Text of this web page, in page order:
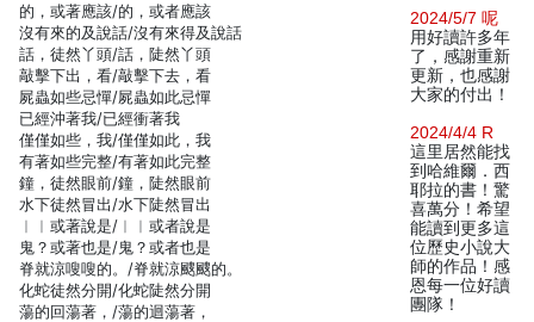
的，或著應該/的，或者應該
沒有來的及說話/沒有來得及說話
話，徒然丫頭/話，陡然丫頭
敲擊下出，看/敲擊下去，看
屍蟲如些忌憚/屍蟲如此忌憚
已經沖著我/已經衝著我
僅僅如些，我/僅僅如此，我
有著如些完整/有著如此完整
鐘，徒然眼前/鐘，陡然眼前
水下徒然冒出/水下陡然冒出
︱︱或著說是/︱︱或者說是
鬼？或著也是/鬼？或者也是
脊就涼嗖嗖的。/脊就涼颼颼的。
化蛇徒然分開/化蛇陡然分開
蕩的回蕩著，/蕩的迴蕩著，
2024/5/7 呢
用好讀許多年
了，感謝重新
更新，也感謝
大家的付出！
2024/4/4 R
這里居然能找
到哈維爾．西
耶拉的書！驚
喜萬分！希望
能讀到更多這
位歷史小說大
師的作品！感
恩每一位好讀
團隊！